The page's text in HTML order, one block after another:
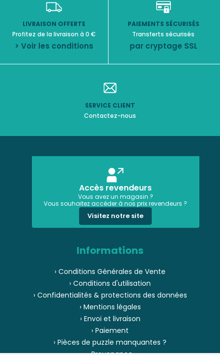
LIVRAISON OFFERTE
Profitez de la livraison à 0 €
> Voir les conditions
PAIEMENTS SÉCURISÉS
Transferts sécurisés
par cryptage SSL
SERVICE CLIENT
Contactez-nous
Accès revendeurs
Vous avez un magasin ?
Vous souhaitez accéder à nos prix revendeurs ?
Visitez notre site
Informations
› Conditions Générales de Vente
› Conditions d'utilisation
› Confidentialités & protections des données
› Mentions légales
› Envoi et livraison
› Paiement
› Pièces de puzzle manquantes ?